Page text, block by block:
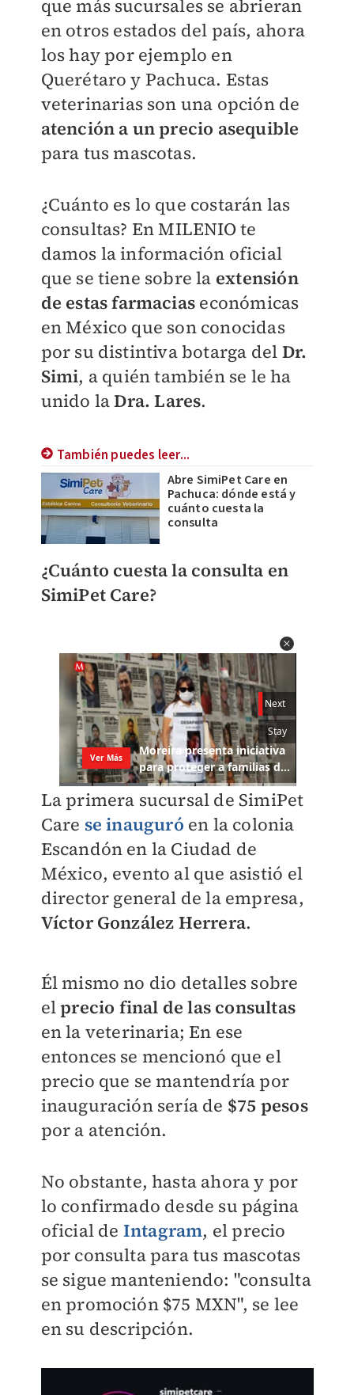
que más sucursales se abrieran
en otros estados del país, ahora
los hay por ejemplo en
Querétaro y Pachuca. Estas
veterinarias son una opción de
atención a un precio asequible
para tus mascotas.
¿Cuánto es lo que costarán las
consultas? EnMILENIOte
damos la información oficial
que se tiene sobre la extensión
de estas farmacias económicas
en México que son conocidas
por su distintiva botarga del Dr.
Simi, a quién también se le ha
unido laDra. Lares.
También puedes leer...
Abre SimiPet Care en
Pachuca: dónde está y
cuánto cuesta la
consulta
¿Cuánto cuesta la consulta en
SimiPet Care?
La primera sucursal de SimiPet
Care se inauguró en la colonia
Escandón en la Ciudad de
México, evento al que asistió el
director general de la empresa,
Víctor González Herrera.
Él mismo no dio detalles sobre
elprecio final de las consultas
en la veterinaria; En ese
entonces se mencionó que el
precio que se mantendría por
inauguración sería de $75 pesos
por a atención.
No obstante, hasta ahora y por
lo confirmado desde su página
oficial de Intagram, el precio
por consulta para tus mascotas
se sigue manteniendo: "consulta
en promoción $75 MXN", se lee
en su descripción.